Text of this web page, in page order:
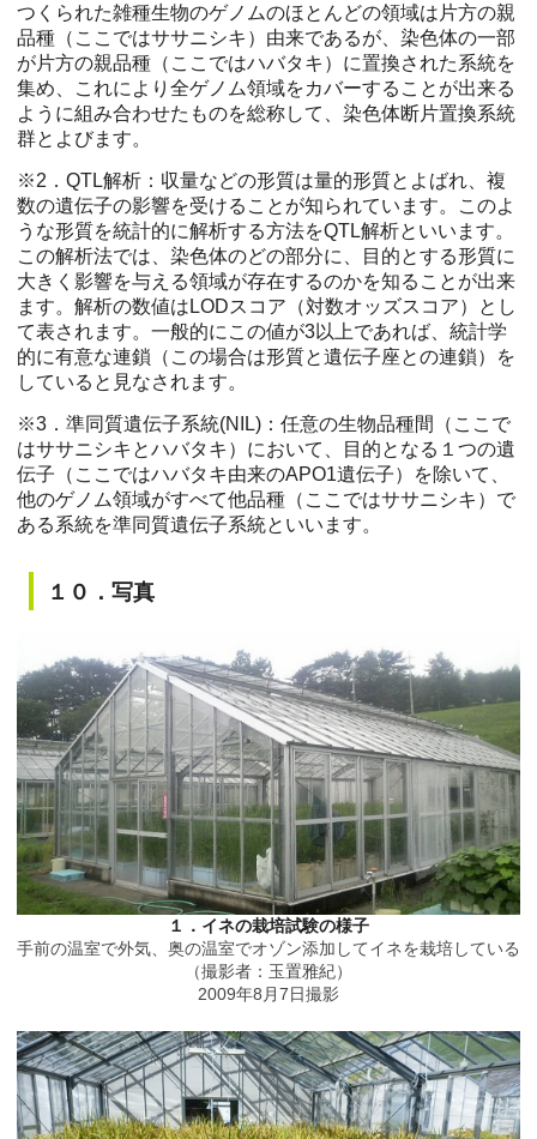
つくられた雑種生物のゲノムのほとんどの領域は片方の親
品種（ここではササニシキ）由来であるが、染色体の一部
が片方の親品種（ここではハバタキ）に置換された系統を
集め、これにより全ゲノム領域をカバーすることが出来る
ように組み合わせたものを総称して、染色体断片置換系統
群とよびます。
※2 ．QTL解析：収量などの形質は量的形質とよばれ、複
数の遺伝子の影響を受けることが知られています。このよ
うな形質を統計的に解析する方法をQTL解析といいます。
この解析法では、染色体のどの部分に、目的とする形質に
大きく影響を与える領域が存在するのかを知ることが出来
ます。解析の数値はLODスコア（対数オッズスコア）とし
て表されます。一般的にこの値が3以上であれば、統計学
的に有意な連鎖（この場合は形質と遺伝子座との連鎖）を
していると見なされます。
※3 ．準同質遺伝子系統(NIL)：任意の生物品種間（ここで
はササニシキとハバタキ）において、目的となる１つの遺
伝子（ここではハバタキ由来のAPO1遺伝子）を除いて、
他のゲノム領域がすべて他品種（ここではササニシキ）で
ある系統を準同質遺伝子系統といいます。
１０．写真
１．イネの栽培試験の様子
手前の温室で外気、奥の温室でオゾン添加してイネを栽培している
（撮影者：玉置雅紀）
2009年8月7日撮影